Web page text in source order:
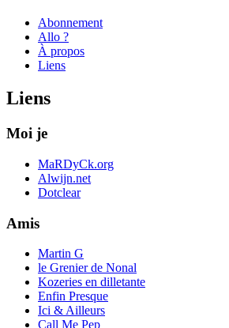
Abonnement
Allo ?
À propos
Liens
Liens
Moi je
MaRDyCk.org
Alwijn.net
Dotclear
Amis
Martin G
le Grenier de Nonal
Kozeries en dilletante
Enfin Presque
Ici & Ailleurs
Call Me Pep